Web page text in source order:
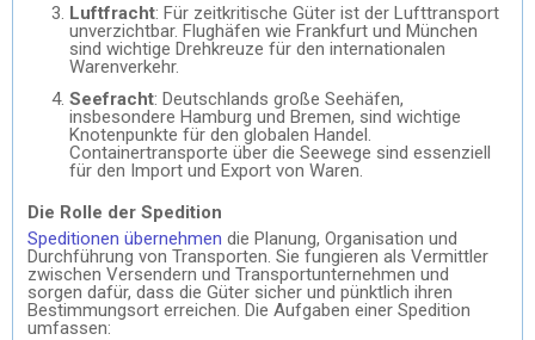
Luftfracht: Für zeitkritische Güter ist der Lufttransport
unverzichtbar. Flughäfen wie Frankfurt und München
sind wichtige Drehkreuze für den internationalen
Warenverkehr.
Seefracht: Deutschlands große Seehäfen,
insbesondere Hamburg und Bremen, sind wichtige
Knotenpunkte für den globalen Handel.
Containertransporte über die Seewege sind essenziell
für den Import und Export von Waren.
Die Rolle der Spedition
Speditionen übernehmen die Planung, Organisation und
Durchführung von Transporten. Sie fungieren als Vermittler
zwischen Versendern und Transportunternehmen und
sorgen dafür, dass die Güter sicher und pünktlich ihren
Bestimmungsort erreichen. Die Aufgaben einer Spedition
umfassen: